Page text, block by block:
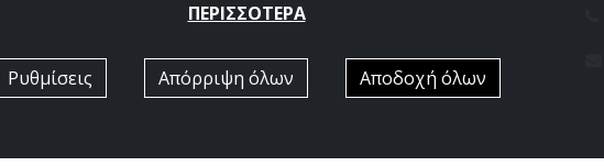
ΠΕΡΙΣΣΟΤΕΡΑ
Ρυθμίσεις Απόρριψη όλων Αποδοχή όλων